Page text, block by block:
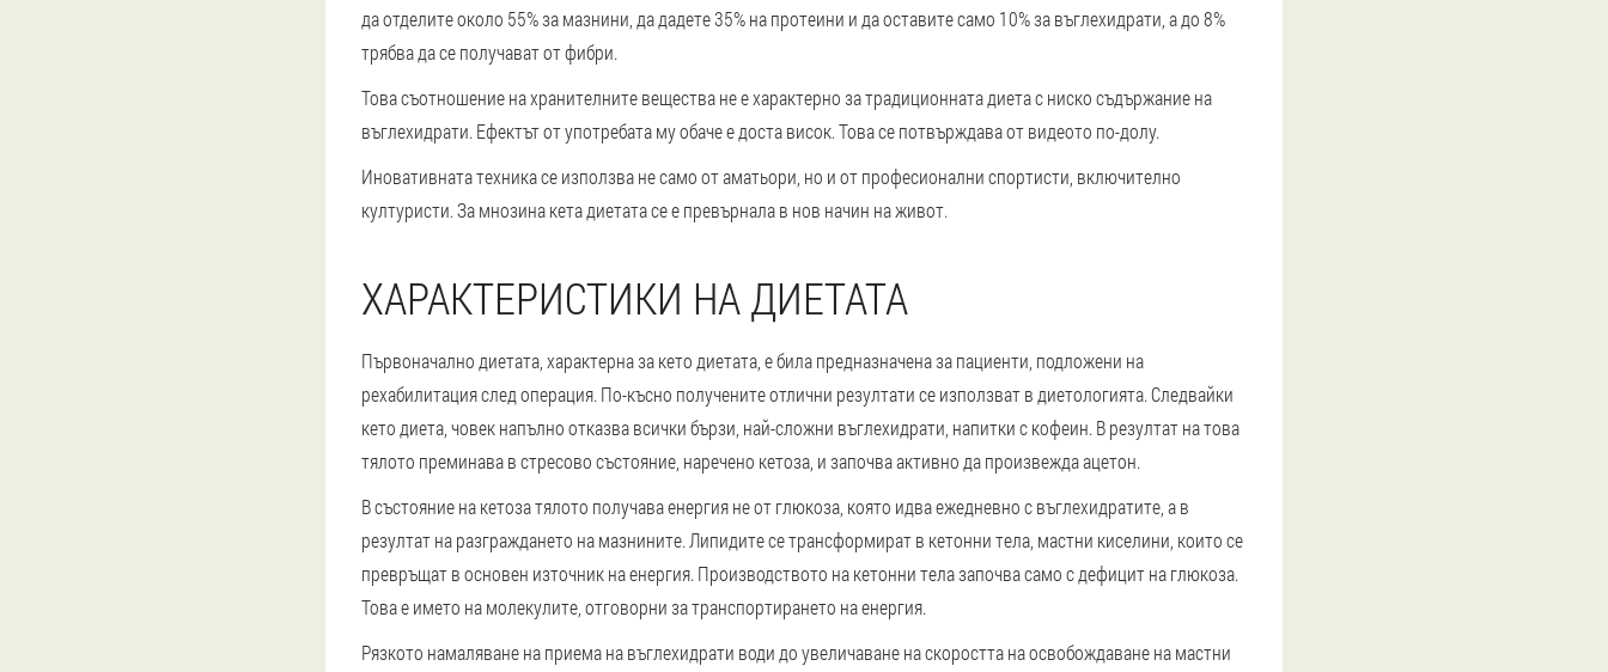
да отделите около 55% за мазнини, да дадете 35% на протеини и да оставите само 10% за въглехидрати, а до 8%
трябва да се получават от фибри.
Това съотношение на хранителните вещества не е характерно за традиционната диета с ниско съдържание на
въглехидрати. Ефектът от употребата му обаче е доста висок. Това се потвърждава от видеото по-долу.
Иновативната техника се използва не само от аматьори, но и от професионални спортисти, включително
културисти. За мнозина кета диетата се е превърнала в нов начин на живот.
ХАРАКТЕРИСТИКИ НА ДИЕТАТА
Първоначално диетата, характерна за кето диетата, е била предназначена за пациенти, подложени на
рехабилитация след операция. По-късно получените отлични резултати се използват в диетологията. Следвайки
кето диета, човек напълно отказва всички бързи, най-сложни въглехидрати, напитки с кофеин. В резултат на това
тялото преминава в стресово състояние, наречено кетоза, и започва активно да произвежда ацетон.
В състояние на кетоза тялото получава енергия не от глюкоза, която идва ежедневно с въглехидратите, а в
резултат на разграждането на мазнините. Липидите се трансформират в кетонни тела, мастни киселини, които се
превръщат в основен източник на енергия. Производството на кетонни тела започва само с дефицит на глюкоза.
Това е името на молекулите, отговорни за транспортирането на енергия.
Рязкото намаляване на приема на въглехидрати води до увеличаване на скоростта на освобождаване на мастни